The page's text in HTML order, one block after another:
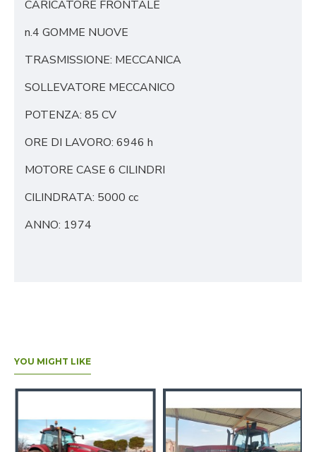
CARICATORE FRONTALE
n.4 GOMME NUOVE
TRASMISSIONE: MECCANICA
SOLLEVATORE MECCANICO
POTENZA: 85 CV
ORE DI LAVORO: 6946 h
MOTORE CASE 6 CILINDRI
CILINDRATA: 5000 cc
ANNO: 1974
YOU MIGHT LIKE